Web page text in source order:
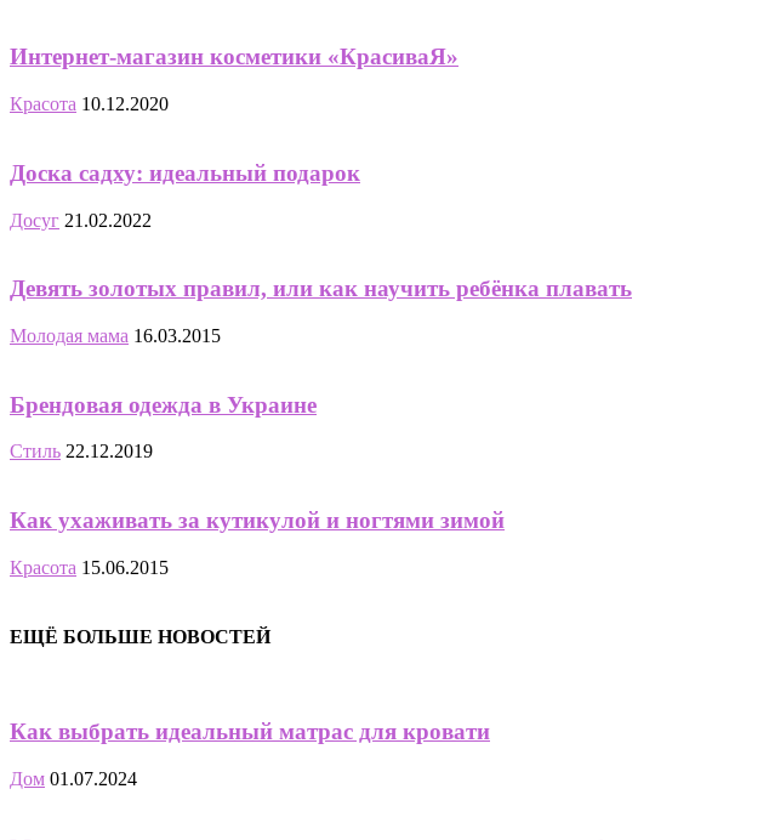
Интернет-магазин косметики «КрасиваЯ»
Красота 10.12.2020
Доска садху: идеальный подарок
Досуг 21.02.2022
Девять золотых правил, или как научить ребёнка плавать
Молодая мама 16.03.2015
Брендовая одежда в Украине
Стиль 22.12.2019
Как ухаживать за кутикулой и ногтями зимой
Красота 15.06.2015
ЕЩЁ БОЛЬШЕ НОВОСТЕЙ
Как выбрать идеальный матрас для кровати
Дом 01.07.2024